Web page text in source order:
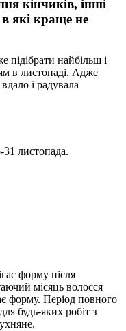
кінчиків, інші
які краще не
найбільш і
в листопаді. Адже
і радувала
31 листопада.
форму після
місяць волосся
форму. Період повного
будь-яких робіт з